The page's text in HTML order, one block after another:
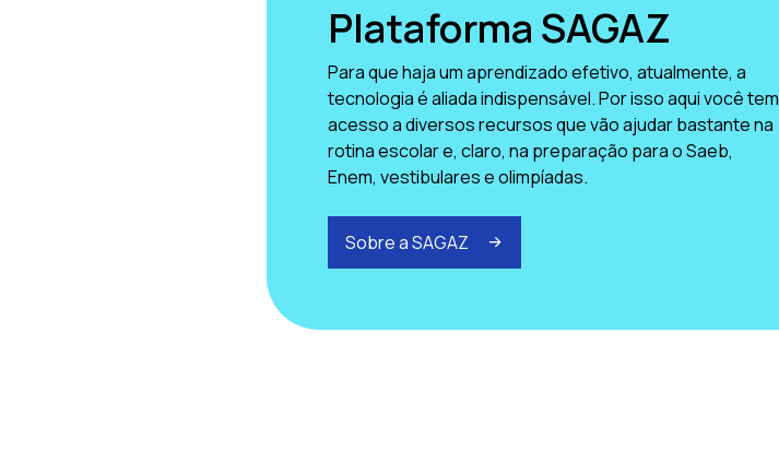
Plataforma SAGAZ
Para que haja um aprendizado efetivo, atualmente, a
tecnologia é aliada indispensável. Por isso aqui você tem
acesso a diversos recursos que vão ajudar bastante na
rotina escolar e, claro, na preparação para o Saeb,
Enem, vestibulares e olimpíadas.
Sobre a SAGAZ